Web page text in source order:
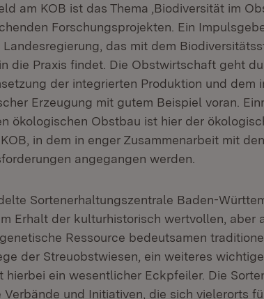
am KOB ist das Thema ‚Biodiversität im
Forschungsprojekten. Ein
das mit dem
die Praxis findet. Die Obstwirtschaft geht
der integrierten Produktion und dem
Erzeugung mit gutem Beispiel voran.
ökologischen Obstbau ist hier der
in dem in enger Zusammenarbeit mit
angegangen werden.
Sortenerhaltungszentrale Baden-
Erhalt der kulturhistorisch wertvollen, aber
Ressource bedeutsamen
der Streuobstwiesen, ein weiteres
hierbei ein wesentlicher Eckpfeiler. Die
und Initiativen, die sich vielerorts